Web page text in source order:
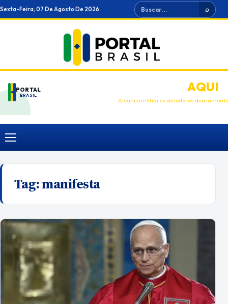
Ir
para
Sexta-Feira, 07 De Agosto De 2026 Buscar ⌕
PORTAL
BRASIL
ANUNCIEAQUI
Alcance milhares de leitores diariamente
Menu
Tag:manifesta